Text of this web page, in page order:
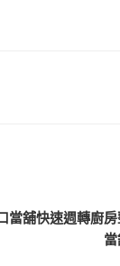
當舖快速週轉廚